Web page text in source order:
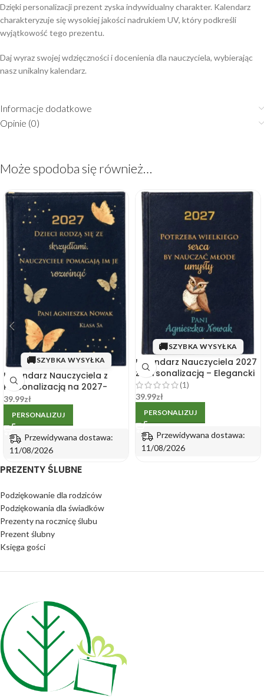
Dzięki personalizacji prezent zyska indywidualny charakter. Kalendarz
charakteryzuje się wysokiej jakości nadrukiem UV, który podkreśli
wyjątkowość tego prezentu.
Daj wyraz swojej wdzięczności i docenienia dla nauczyciela, wybierając
nasz unikalny kalendarz.
Informacje dodatkowe
Opinie (0)
Może spodoba się również…
🚚SZYBKA WYSYŁKA
Kalendarz Nauczyciela z
Personalizacją na 2027-
Elegancki Personalizowany
39.99zł
PERSONALIZUJ
Przewidywana dostawa:
11/08/2026
🚚SZYBKA WYSYŁKA
Kalendarz Nauczyciela 2027
z Personalizacją – Elegancki
Prezent dla Nauczyciela
(1)
39.99zł
PERSONALIZUJ
Przewidywana dostawa:
11/08/2026
PREZENTY ŚLUBNE
Podziękowanie dla rodziców
Podziękowania dla świadków
Prezenty na rocznicę ślubu
Prezent ślubny
Księga gości